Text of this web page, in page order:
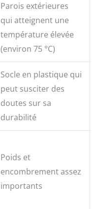
Parois extérieures
qui atteignent une
température élevée
(environ 75 °C)
Socle en plastique qui
peut susciter des
doutes sur sa
durabilité
Poids et
encombrement assez
importants